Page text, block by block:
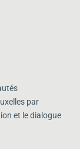
par
et le dialogue